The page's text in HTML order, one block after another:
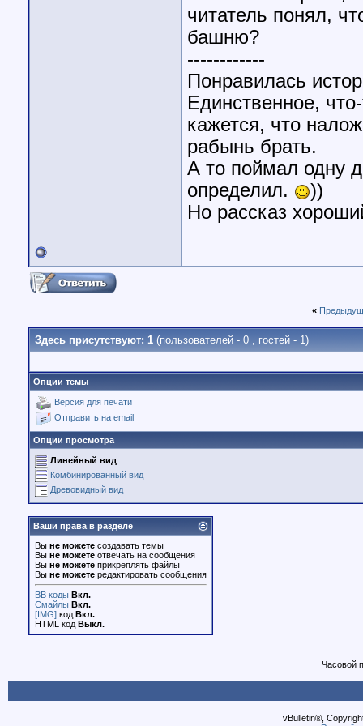
читатель понял,
башню?
------------
Понравилась
Единственное,
кажется, что
рабынь брать.
А то поймал одну
определил.
))
Но рассказ
«
Здесь присутствуют: 1 (пользователей - 0 , гостей - 1)
Опции темы
Версия для печати
Отправить на email
Опции просмотра
Линейный вид
Комбинированный вид
Древовидный вид
Ваши права в разделе
Вы не можете создавать темы
Вы не можете отвечать на сообщения
Вы не можете прикреплять файлы
Вы не можете редактировать сообщения
BB коды Вкл.
Смайлы Вкл.
[IMG] код Вкл.
HTML код Выкл.
Часовой
vBulletin®,